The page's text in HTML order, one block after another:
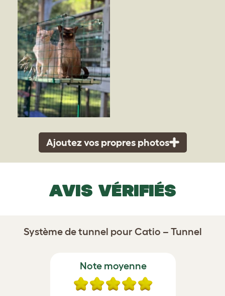
Ajoutez vos propres photos
AVIS VÉRIFIÉS
Système de tunnel pour Catio – Tunnel
Note moyenne